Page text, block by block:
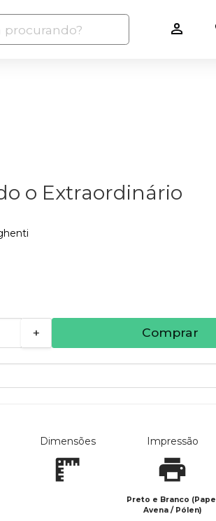
o Extraordinário
+ Comprar
Dimensões Impressão
Preto e Branco (Papel
Avena / Pólen)